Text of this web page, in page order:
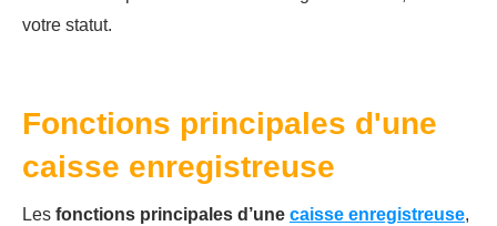
votre statut.
Fonctions principales d'une
caisse enregistreuse
Les fonctions principales d’une caisse enregistreuse,